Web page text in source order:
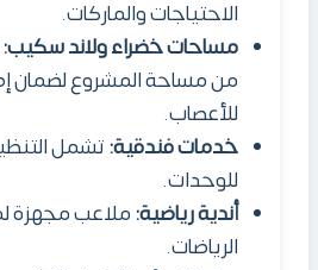
الاحتياجات والماركات.
مساحات خضراء ولاند سكيب:
من مساحة المشروع لضمان
للأعصاب.
خدمات فندقية:تشمل
للوحدات.
أندية رياضية:ملاعب مجهزة
الرياضات.